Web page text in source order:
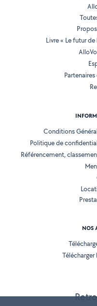
Livre « Le futur
Conditions
Politique de
Référencement,
NOS